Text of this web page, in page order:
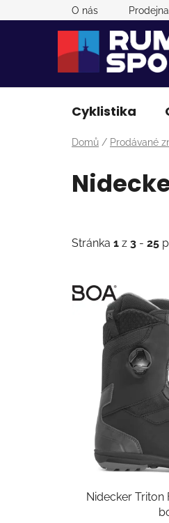
na
O nás Prodejna
Cyklistika
Domů / Prodávané
Stránka 1 z 3 - 25
V
ý
Nidecker Triton